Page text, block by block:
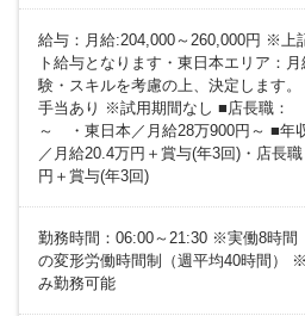
給与：月給:204,000～260,000円 ※上
ト給与となります・東日本エリア：
験・スキルを考慮の上、決定します
手当あり ※試用期間なし ■店長職：
～ ・東日本／月給28万900円～ ■年
／月給20.4万円＋賞与(年3回)・店長
円＋賞与(年3回)
勤務時間：06:00～21:30 ※実働8時
の変形労働時間制（週平均40時間）
み勤務可能